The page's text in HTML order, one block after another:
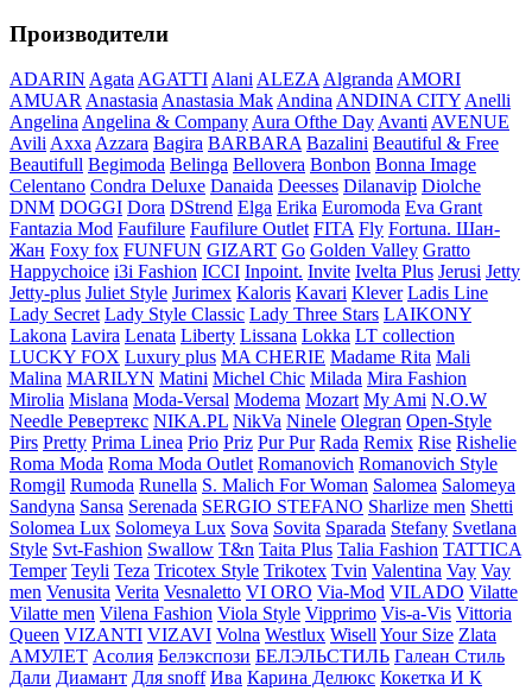
Производители
ADARIN AgataAGATTIAlaniALEZAAlgrandaAMORI
AMUARAnastasiaAnastasia MakAndinaANDINA CITYAnelli
AngelinaAngelina & CompanyAura Ofthe DayAvantiAVENUE
AviliAxxaAzzara Bagira BARBARA Bazalini Beautiful & Free
Beautifull Begimoda Belinga Bellovera Bonbon Bonna Image
Celentano Condra Deluxe Danaida Deesses Dilanavip Diolche
DNM DOGGI Dora DStrend Elga Erika Euromoda Eva Grant
Fantazia Mod Faufilure Faufilure Outlet FITA Fly Fortuna. Шан-
Жан Foxy fox FUNFUN GIZART Go Golden Valley Gratto
Happychoice i3i Fashion ICCI Inpoint. Invite Ivelta Plus Jerusi Jetty
Jetty-plus Juliet Style Jurimex Kaloris Kavari Klever Ladis Line
Lady Secret Lady Style Classic Lady Three Stars LAIKONY
Lakona Lavira Lenata Liberty Lissana Lokka LT collection
LUCKY FOX Luxury plus MA CHERIE Madame Rita Mali
Malina MARILYN Matini Michel Chic Milada Mira Fashion
Mirolia Mislana Moda-Versal Modema Mozart My Ami N.O.W
Needle Ревертекс NIKA.PL NikVa Ninele Olegran Open-Style
Pirs Pretty Prima Linea Prio Priz Pur Pur Rada Remix Rise Rishelie
Roma Moda Roma Moda Outlet Romanovich Romanovich Style
Romgil Rumoda Runella S. Malich For Woman Salomea Salomeya
Sandyna Sansa Serenada SERGIO STEFANO Sharlize men Shetti
Solomea Lux Solomeya Lux Sova Sovita Sparada Stefany Svetlana
Style Svt-Fashion Swallow T&n Taita Plus Talia Fashion TATTICA
Temper Teyli Teza Tricotex Style Trikotex Tvin Valentina Vay Vay
men Venusita Verita Vesnaletto VI ORO Via-Mod VILADO Vilatte
Vilatte men Vilena Fashion Viola Style Vipprimо Vis-a-Vis Vittoria
Queen VIZANTI VIZAVI Volna Westlux WisellYour Size Zlata
АМУЛЕТ Асолия Белэкспози БЕЛЭЛЬСТИЛЬ Галеан Cтиль
Дали Диамант Для snoff Ива Карина Делюкс Кокетка И К